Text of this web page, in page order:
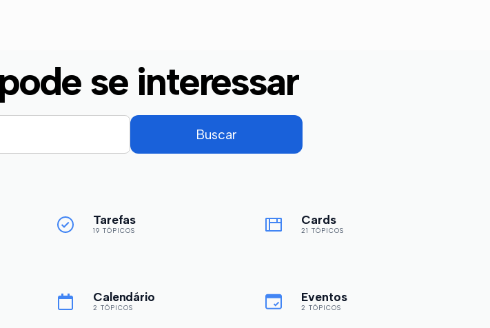
se interessar
Tarefas
19 TÓPICOS
Cards
21 TÓPICOS
Calendário
2 TÓPICOS
Eventos
2 TÓPICOS